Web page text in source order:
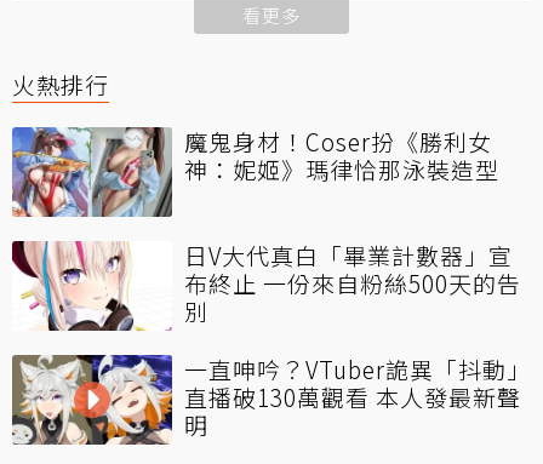
看更多
火熱排行
魔鬼身材！Coser扮《勝利女
神：妮姬》瑪律恰那泳裝造型
日V大代真白「畢業計數器」宣
布終止 一份來自粉絲500天的告
別
一直呻吟？VTuber詭異「抖動」
直播破130萬觀看 本人發最新聲
明